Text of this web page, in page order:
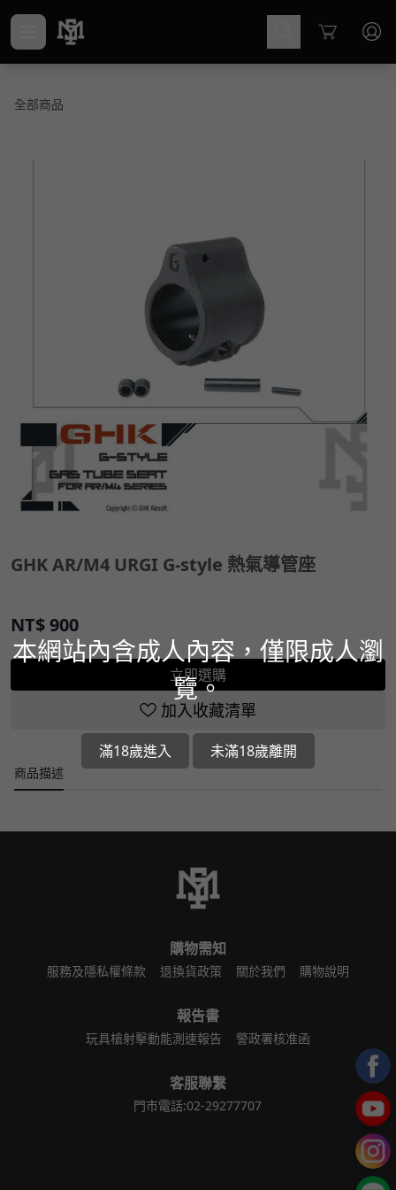
Cart
全部商品
GHK AR/M4 URGI G-style 熱氣導管座
NT$900
立即選購
加入收藏清單
商品描述
購物需知
服務及隱私權條款 退換貨政策 關於我們 購物說明
報告書
玩具槍射擊動能測速報告 警政署核准函
客服聯繫
門市電話:02-29277707
本網站內含成人內容，僅限成人瀏
覽。
滿18歲進入 未滿18歲離開